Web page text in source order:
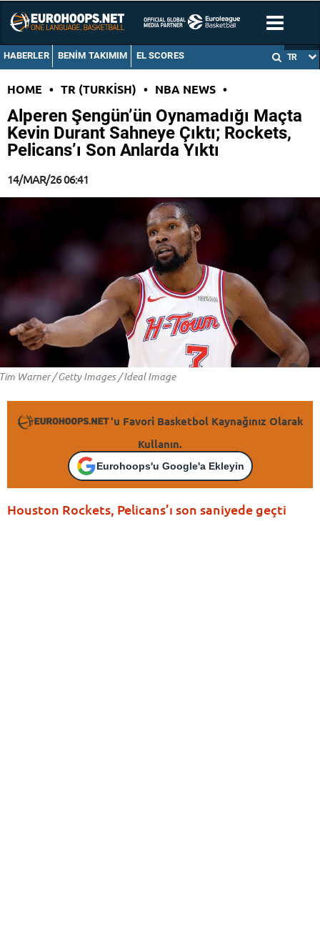
HABERLER BENIM TAKIMIM EL SCORES TR
HOME • TR (TURKISH) • NBA NEWS •
Alperen Şengün’ün Oynamadığı Maçta
Kevin Durant Sahneye Çıktı; Rockets,
Pelicans’ı Son Anlarda Yıktı
14/MAR/26 06:41
Warner / Getty Images / Ideal Image
'u Favori Basketbol Kaynağınız Olarak
Kullanın.
Eurohoops'u Google'a Ekleyin
Houston Rockets, Pelicans’ı son saniyede geçti